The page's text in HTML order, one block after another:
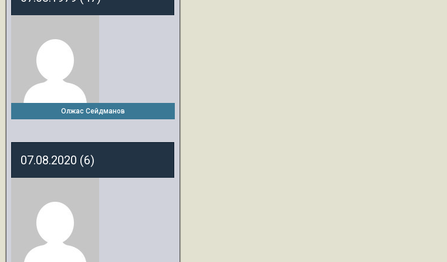
Олжас Сейдманов
07.08.2020 (6)